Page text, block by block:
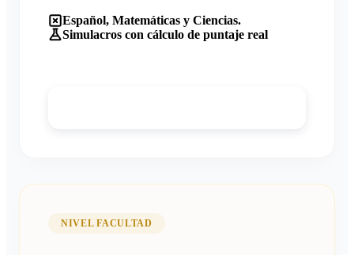
Español, Matemáticas y Ciencias.
Simulacros con cálculo de puntaje real
NIVEL FACULTAD